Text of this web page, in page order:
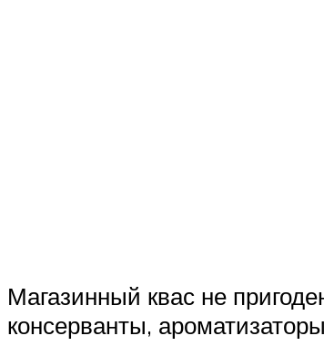
Магазинный квас не
консерванты,